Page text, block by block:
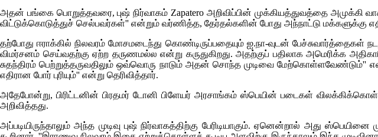
அதன் பங்கை பொறுத்தவரை, புஷ் நிர்வாகம் Zapatero அறிவிப்பின் முக்கியத்துவத்தை அமுக்கி
விட்டுக்கொடுத்துச் செல்பவர்கள்'' என்றும் வர்ணித்த, தேர்தல்களின் போது அந்நாட்டு
தற்போது ஈராக்கில் நிலவரம் மோசமடைந்து கொண்டிருப்பதையும் ஐ.நா-வுடன்
விமர்சனம் செய்வதற்கு ஏற்ற தருணமல்ல என்று கருதுகிறது. அதற்குப் பதிலாக அமெரிக்க
சுதந்திரம் பெற்றுத்தருவதிலும் ஒவ்வொரு நாடும் அதன் சொந்த முடிவை
எதிரான போர் புரியும்'' என்று தெரிவித்தார்.
அதேபோன்று, பிரிட்டனின் பிரதமர் டோனி பிளேயர் அரசாங்கம் ஸ்பெயின் படைகள்
அறிவித்தது.
அப்படியிருந்தாலும் அந்த முடிவு புஷ் நிர்வாகத்திற்கு பேரிடியாகும். ஏனென்றால் அது ஸ்பெயினை